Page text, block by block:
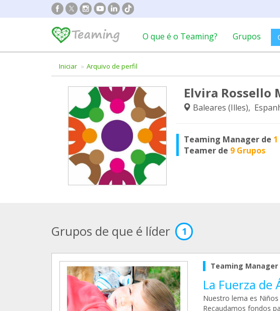
O que é o Teaming? Grupos
Iniciar Arquivo de perfil
Elvira Rossello
Baleares (Illes),
Teaming Manager de
Teamer de 9 Grupos
Grupos de que é líder 1
Teaming Manager
La Fuerza de
Nuestro lema es
Recaudamos fondos